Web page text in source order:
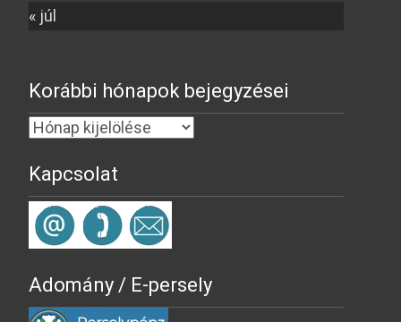
« júl
Korábbi hónapok bejegyzései
Kapcsolat
Adomány / E-persely